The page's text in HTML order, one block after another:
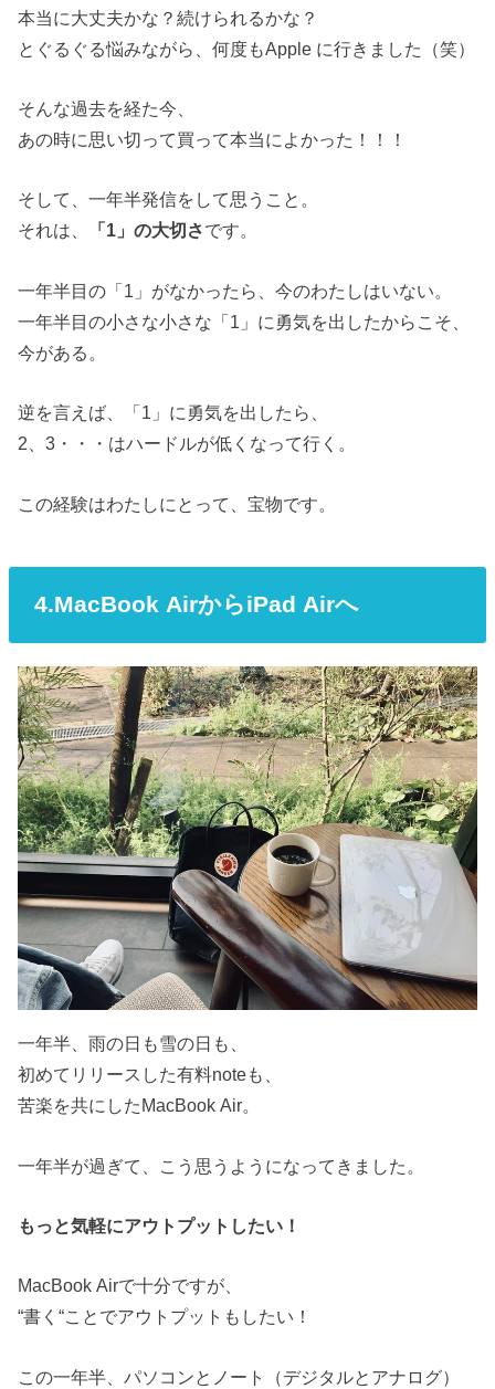
本当に大丈夫かな？続けられるかな？
とぐるぐる悩みながら、何度もApple に行きました（笑）
そんな過去を経た今、
あの時に思い切って買って本当によかった！！！
そして、一年半発信をして思うこと。
それは、
「1」の大切さです。
一年半目の「1」がなかったら、今のわたしはいない。
一年半目の小さな小さな「1」に勇気を出したからこそ、
今がある。
逆を言えば、「1」に勇気を出したら、
2、3・・・はハードルが低くなって行く。
この経験はわたしにとって、宝物です。
4.MacBook AirからiPad Airへ
一年半、雨の日も雪の日も、
初めてリリースした有料noteも、
苦楽を共にしたMacBook Air。
一年半が過ぎて、こう思うようになってきました。
もっと気軽にアウトプットしたい！
MacBook Airで十分ですが、
“書く“ことでアウトプットもしたい！
この一年半、パソコンとノート（デジタルとアナログ）